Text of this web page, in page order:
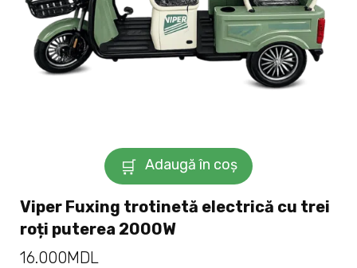
Adaugă în coș
Viper Fuxing trotinetă electrică cu trei
roți puterea 2000W
16.000MDL